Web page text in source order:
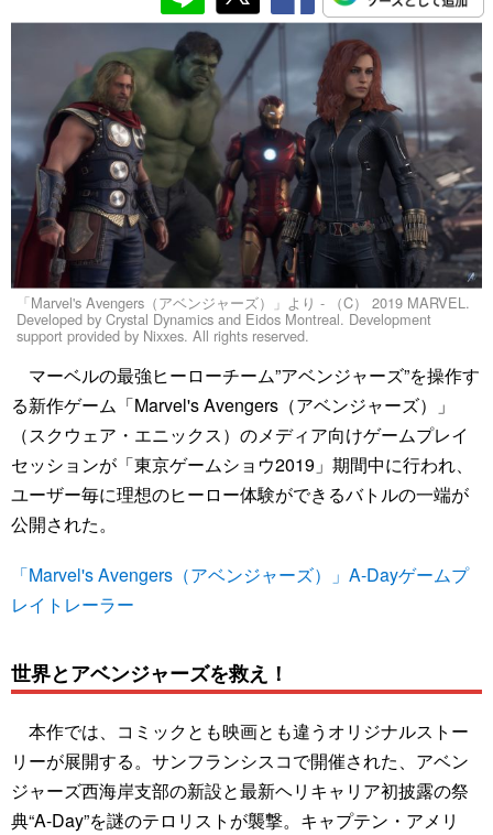
「Marvel's Avengers（アベンジャーズ）」より - （C） 2019 MARVEL.
Developed by Crystal Dynamics and Eidos Montreal. Development
support provided by Nixxes. All rights reserved.
マーベルの最強ヒーローチーム”アベンジャーズ”を操作す
る新作ゲーム「Marvel's Avengers（アベンジャーズ）」
（スクウェア・エニックス）のメディア向けゲームプレイ
セッションが「東京ゲームショウ2019」期間中に行われ、
ユーザー毎に理想のヒーロー体験ができるバトルの一端が
公開された。
「Marvel's Avengers（アベンジャーズ）」A-Dayゲームプ
レイトレーラー
世界とアベンジャーズを救え！
本作では、コミックとも映画とも違うオリジナルストー
リーが展開する。サンフランシスコで開催された、アベン
ジャーズ西海岸支部の新設と最新ヘリキャリア初披露の祭
典“A-Day”を謎のテロリストが襲撃。キャプテン・アメリ